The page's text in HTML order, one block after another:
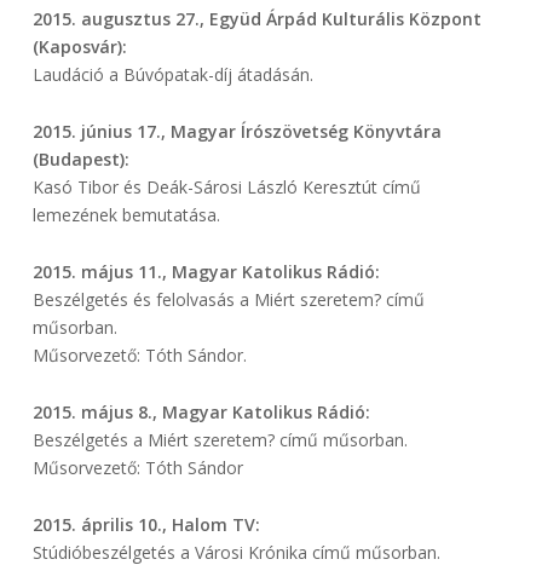
2015. augusztus 27., Együd Árpád Kulturális Központ
(Kaposvár):
Laudáció a Búvópatak-díj átadásán.
2015. június 17., Magyar Írószövetség Könyvtára
(Budapest):
Kasó Tibor és Deák-Sárosi László Keresztút című
lemezének bemutatása.
2015. május 11., Magyar Katolikus Rádió:
Beszélgetés és felolvasás a Miért szeretem? című
műsorban.
Műsorvezető: Tóth Sándor.
2015. május 8., Magyar Katolikus Rádió:
Beszélgetés a Miért szeretem? című műsorban.
Műsorvezető: Tóth Sándor
2015. április 10., Halom TV:
Stúdióbeszélgetés a Városi Krónika című műsorban.